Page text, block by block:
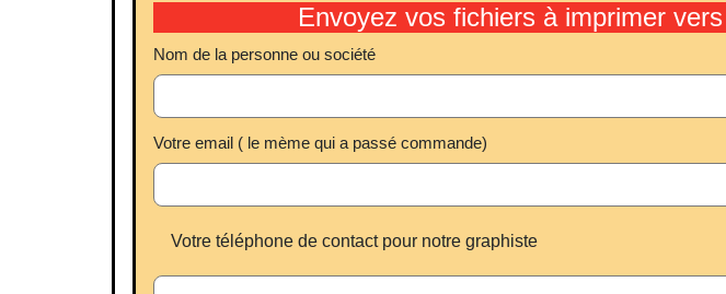
Envoyez vos fichiers à imprimer
Nom de la personne ou société
Votre email ( le mème qui a passé commande)
Votre téléphone de contact pour notre graphiste